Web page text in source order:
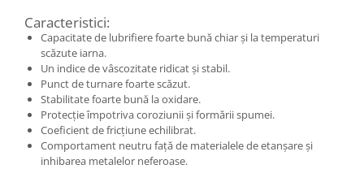
Caracteristici:
Capacitate de lubrifiere foarte bună chiar și la temperaturi
scăzute iarna.
Un indice de vâscozitate ridicat și stabil.
Punct de turnare foarte scăzut.
Stabilitate foarte bună la oxidare.
Protecție împotriva coroziunii și formării spumei.
Coeficient de fricțiune echilibrat.
Comportament neutru față de materialele de etanșare și
inhibarea metalelor neferoase.